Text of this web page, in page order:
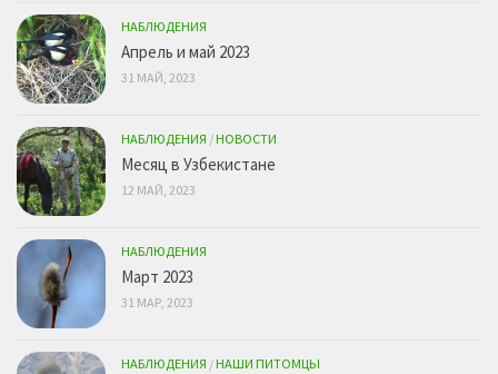
НАБЛЮДЕНИЯ
Апрель и май 2023
31 МАЙ, 2023
НАБЛЮДЕНИЯ /НОВОСТИ
Месяц в Узбекистане
12 МАЙ, 2023
НАБЛЮДЕНИЯ
Март 2023
31 МАР, 2023
НАБЛЮДЕНИЯ /НАШИ ПИТОМЦЫ